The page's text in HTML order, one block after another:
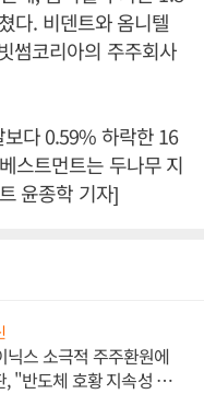
다. 비덴트와 옴니텔
썸코리아의 주주회사
다 0.59% 하락한 16
스트먼트는 두나무 지
윤종학 기자]
닉스 소극적 주주환원에
"반도체 호황 지속성 의